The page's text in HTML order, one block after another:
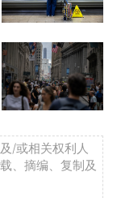
/或相关权利人
、摘编、复制及